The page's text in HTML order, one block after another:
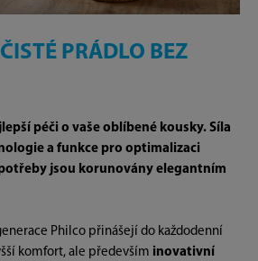
PRÁDLO BEZ
péči o vaše oblíbené kousky. Síla
a funkce pro optimalizaci
jsou korunovány elegantním
Philco přinášejí do každodenní
komfort, ale především inovativní